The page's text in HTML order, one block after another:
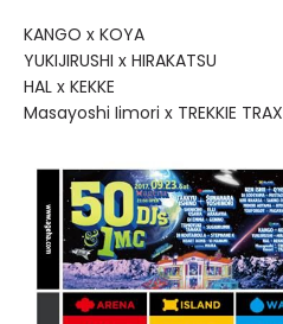
KANGO x KOYA
YUKIJIRUSHI x HIRAKATSU
HAL x KEKKE
Masayoshi Iimori x TREKKIE TRAX